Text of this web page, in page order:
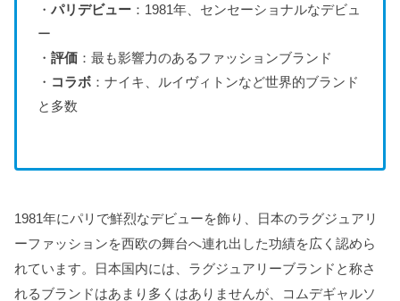
・ パリデビュー：1981年、センセーショナルなデビュ
ー
・ 評価：最も影響力のあるファッションブランド
・ コラボ：ナイキ、ルイヴィトンなど世界的ブランド
と多数
1981年にパリで鮮烈なデビューを飾り、日本のラグジュアリ
ーファッションを西欧の舞台へ連れ出した功績を広く認めら
れています。日本国内には、ラグジュアリーブランドと称さ
れるブランドはあまり多くはありませんが、コムデギャルソ